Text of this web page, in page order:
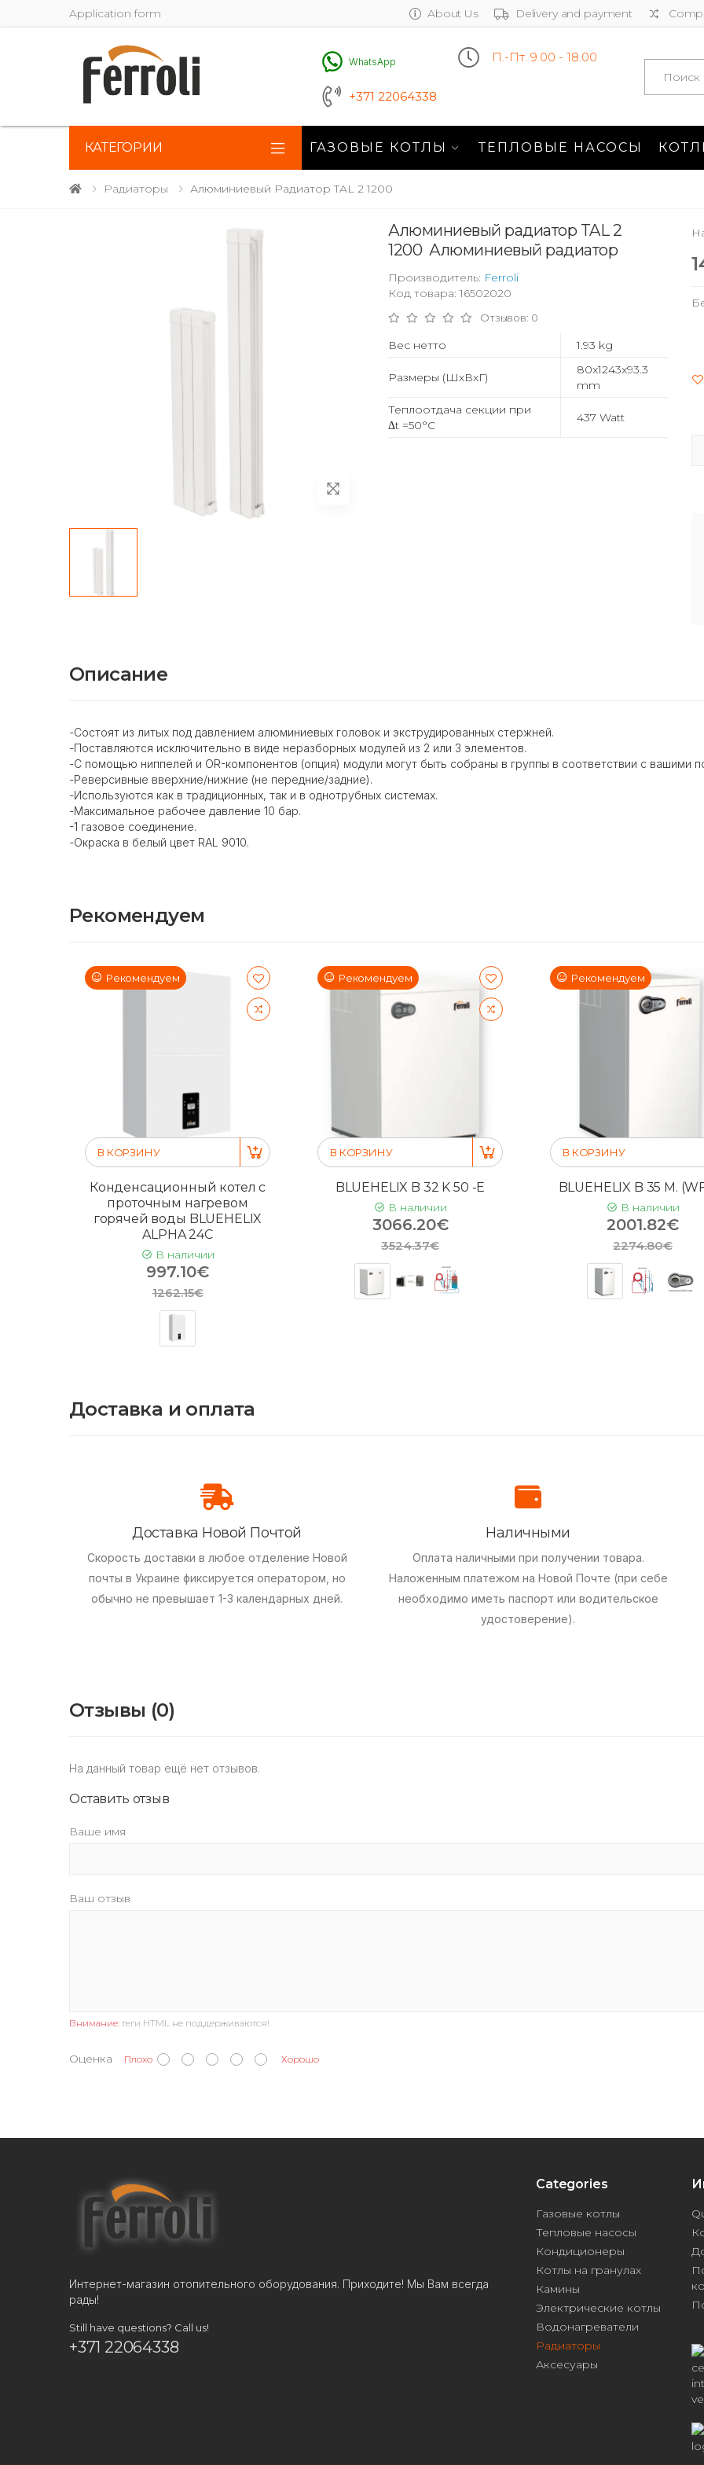
Application form About Us Delivery and payment
WhatsApp
+371 22064338
П.-Пт. 9.00 - 18.00 Search
КАТЕГОРИИ ГАЗОВЫЕ КОТЛЫ ТЕПЛОВЫЕ НАСОСЫ
Радиаторы Алюминиевый Радиатор TAL 2 1200
Алюминиевый радиатор TAL 2
1200 Алюминиевый радиатор
Производитель: Ferroli
Код товара: 16502020
Отзывов: 0
Вес нетто 1.93 kg
Размеры (ШхВхГ)
80x1243x93.3
mm
Теплоотдача секции при
Δt =50°С
437 Watt
Описание
-Состоят из литых под давлением алюминиевых головок и экструдированных стержней.
-Поставляются исключительно в виде неразборных модулей из 2 или 3 элементов.
-С помощью ниппелей и OR-компонентов (опция) модули могут быть собраны в группы в соответствии с вашими
-Реверсивные вверхние/нижние (не передние/задние).
-Используются как в традиционных, так и в однотрубных системах.
-Максимальное рабочее давление 10 бар.
-1 газовое соединение.
-Окраска в белый цвет RAL 9010.
Рекомендуем
Рекомендуем
В КОРЗИНУ
Конденсационный котел с
проточным нагревом
горячей воды BLUEHELIX
ALPHA 24C
В наличии
997.10€
1262.15€
Рекомендуем
В КОРЗИНУ
BLUEHELIX B 32 K 50 -E
В наличии
3066.20€
3524.37€
Рекомендуем
В КОРЗИНУ
BLUEHELIX B 35 M.
В наличии
2001.82€
2274.80€
Доставка и оплата
Доставка Новой Почтой
Скорость доставки в любое отделение Новой
почты в Украине фиксируется оператором, но
обычно не превышает 1-3 календарных дней.
Наличными
Оплата наличными при получении товара.
Наложенным платежом на Новой Почте (при себе
необходимо иметь паспорт или водительское
удостоверение).
Отзывы (0)
На данный товар ещё нет отзывов.
Оставить отзыв
Ваше имя
Ваш отзыв
Внимание: теги HTML не поддерживаются!
Оценка Плохо Хорошо
Интернет-магазин отопительного оборудования. Приходите! Мы Вам всегда
рады!
Still have questions? Call us!
+371 22064338
Categories
Газовые котлы
Тепловые насосы
Кондиционеры
Котлы на гранулах
Камины
Электрические котлы
Водонагреватели
Радиаторы
Аксесуары